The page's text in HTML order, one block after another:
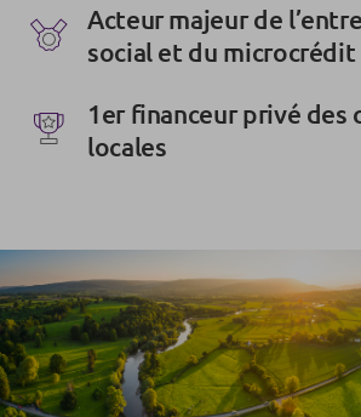
Acteur majeur de
social et du microcrédit
1er financeur privé
locales